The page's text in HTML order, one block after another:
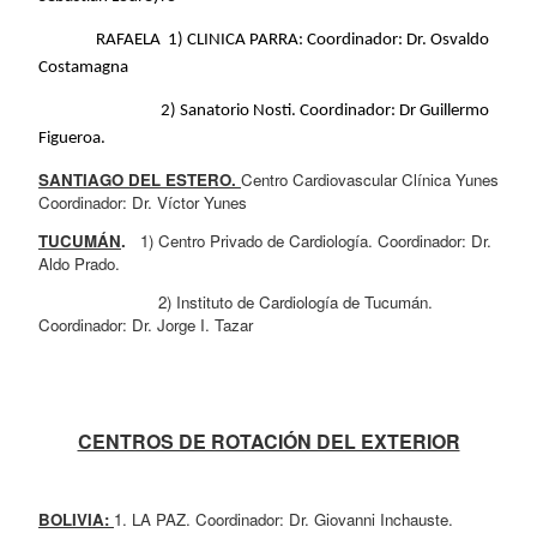
RAFAELA  1) CLINICA PARRA: Coordinador: Dr. Osvaldo
Costamagna
2) Sanatorio Nosti. Coordinador: Dr Guillermo
Figueroa.
SANTIAGO DEL ESTERO. Centro Cardiovascular Clínica Yunes
Coordinador: Dr. Víctor Yunes
TUCUMÁN. 1) Centro Privado de Cardiología. Coordinador: Dr.
Aldo Prado.
2) Instituto de Cardiología de Tucumán.
Coordinador: Dr. Jorge I. Tazar
CENTROS DE ROTACIÓN DEL EXTERIOR
BOLIVIA: 1. LA PAZ. Coordinador: Dr. Giovanni Inchauste.